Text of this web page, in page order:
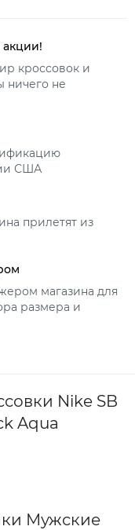
акции!
кроссовок и
ничего не
США
прилетят из
магазина для
размера и
Nike SB
Aqua
Мужские